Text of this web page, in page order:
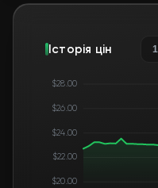
Історія цін
$20.00
$22.00
$24.00
$26.00
$28.00